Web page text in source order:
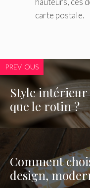
carte postale.
PREVIOUS
Style intérieur
que le rotin ?
Comment
design,